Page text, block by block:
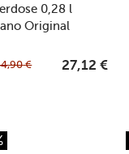
0,28 l
Original
€ 27,12 €